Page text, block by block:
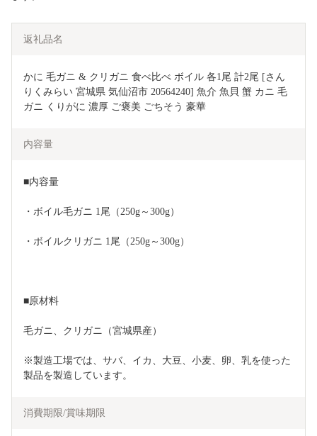
返礼品名
かに 毛ガニ & クリガニ 食べ比べ ボイル 各1尾 計2尾 [さん
りくみらい 宮城県 気仙沼市 20564240] 魚介 魚貝 蟹 カニ 毛
ガニ くりがに 濃厚 ご褒美 ごちそう 豪華
内容量
■内容量
・ボイル毛ガニ 1尾（250g～300g）
・ボイルクリガニ 1尾（250g～300g）
■原材料
毛ガニ、クリガニ（宮城県産）
※製造工場では、サバ、イカ、大豆、小麦、卵、乳を使った
製品を製造しています。
消費期限/賞味期限